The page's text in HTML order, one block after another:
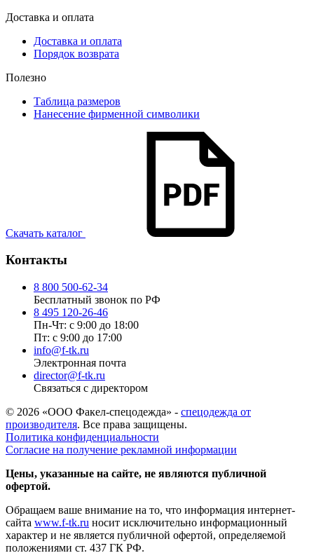
Доставка и оплата
Доставка и оплата
Порядок возврата
Полезно
Таблица размеров
Нанесение фирменной символики
Скачать каталог
Контакты
8 800 500-62-34
Бесплатный звонок по РФ
8 495 120-26-46
Пн-Чт: с 9:00 до 18:00
Пт: с 9:00 до 17:00
info@f-tk.ru
Электронная почта
director@f-tk.ru
Связаться с директором
© 2026 «ООО Факел-спецодежда» - спецодежда от
производителя. Все права защищены.
Политика конфиденциальности
Согласие на получение рекламной информации
Цены, указанные на сайте, не являются публичной
офертой.
Обращаем ваше внимание на то, что информация интернет-
сайта www.f-tk.ru носит исключительно информационный
характер и не является публичной офертой, определяемой
положениями ст. 437 ГК РФ.